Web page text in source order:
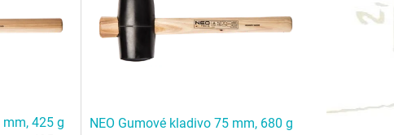
mm, 425 g
NEO Gumové kladivo 75 mm, 680 g